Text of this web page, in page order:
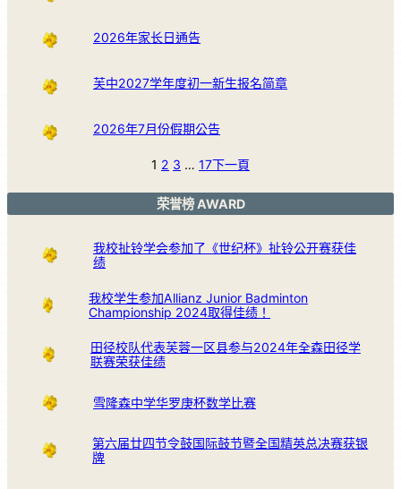
2026年家长日通告
芙中2027学年度初一新生报名简章
2026年7月份假期公告
1 2 3 … 17下一頁
荣誉榜 AWARD
我校扯铃学会参加了《世纪杯》扯铃公开赛获佳
绩
我校学生参加Allianz Junior Badminton
Championship 2024取得佳绩！
田径校队代表芙蓉一区县参与2024年全森田径学
联赛荣获佳绩
雪隆森中学华罗庚杯数学比赛
第六届廿四节令鼓国际鼓节暨全国精英总决赛获银
牌